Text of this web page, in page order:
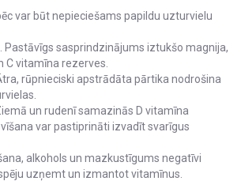
var būt nepieciešams papildu uzturvielu
Pastāvīgs sasprindzinājums iztukšo magnija,
C vitamīna rezerves.
rūpnieciski apstrādāta pārtika nodrošina
un rudenī samazinās D vitamīna
var pastiprināti izvadīt svarīgus
alkohols un mazkustīgums negatīvi
uzņemt un izmantot vitamīnus.